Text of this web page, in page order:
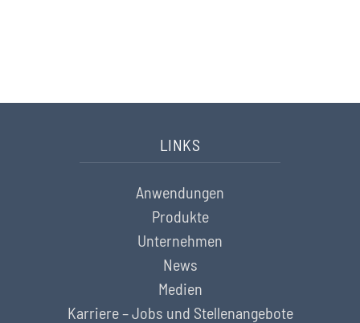
LINKS
Anwendungen
Produkte
Unternehmen
News
Medien
Karriere – Jobs und Stellenangebote